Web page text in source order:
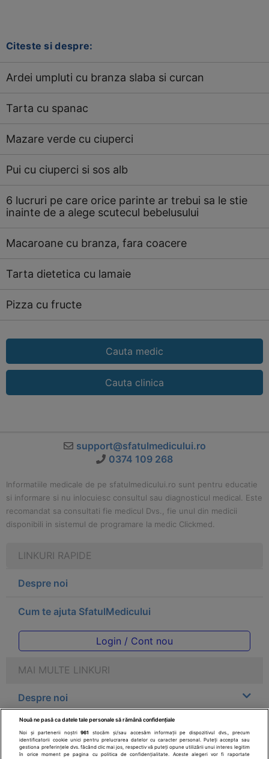
Citeste si despre:
Ardei umpluti cu branza slaba si curcan
Tarta cu spanac
Mazare verde cu ciuperci
Pui cu ciuperci si sos alb
6 lucruri pe care orice parinte ar trebui sa le stie
inainte de a alege scutecul bebelusului
Macaroane cu branza, fara coacere
Tarta dietetica cu lamaie
Pizza cu fructe
Cauta medic
Cauta clinica
support@sfatulmedicului.ro
0374 109 268
Informatiile medicale de pe sfatulmedicului.ro sunt pentru educatie
si informare si nu inlocuiesc consultul sau diagnosticul medical. Este
recomandat sa consultati fie medicul Dvs., fie unul din medicii
disponibili in sistemul de programare la medic Clickmed.
LINKURI RAPIDE
Despre noi
Cum te ajuta SfatulMedicului
Login / Cont nou
MAI MULTE LINKURI
Despre noi
Legal
Drepturile consumatorului
Nouă ne pasă ca datele tale personale să rămână confidențiale
Noi și partenerii noștri961
stocăm și/sau accesăm informații pe dispozitivul dvs., precum
identificatorii cookie unici pentru prelucrarea datelor cu caracter personal. Puteți accepta sau
gestiona preferințele dvs. făcând clic mai jos, respectiv vă puteți opune utilizării unui interes legitim
în orice moment pe pagina cu politica de confidențialitate. Aceste alegeri vor fi raportate